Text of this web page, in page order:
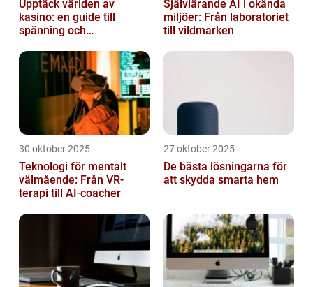
Upptäck världen av
kasino: en guide till
spänning och
Självlärande AI i okända
miljöer: Från laboratoriet
till vildmarken
30 oktober 2025
Teknologi för mentalt
välmående: Från VR-
terapi till AI-coacher
27 oktober 2025
De bästa lösningarna för
att skydda smarta hem